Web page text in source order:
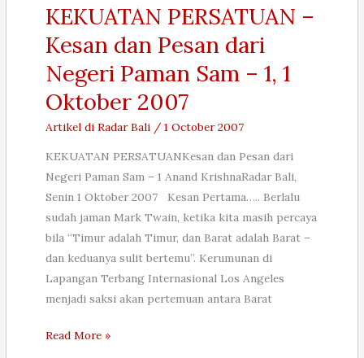
impact
on
all
of
KEKUATAN PERSATUAN –
Kesan dan Pesan dari
Negeri Paman Sam – 1, 1
Oktober 2007
Artikel di Radar Bali /1 October 2007
KEKUATAN PERSATUANKesan dan Pesan dari
Negeri Paman Sam – 1 Anand KrishnaRadar Bali,
Senin 1 Oktober 2007 Kesan Pertama….. Berlalu
sudah jaman Mark Twain, ketika kita masih percaya
bila “Timur adalah Timur, dan Barat adalah Barat –
dan keduanya sulit bertemu”. Kerumunan di
Lapangan Terbang Internasional Los Angeles
menjadi saksi akan pertemuan antara Barat
KEKUATAN
Read More »